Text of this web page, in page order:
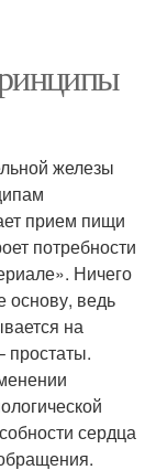
железы
прием пищи
потребности
Ничего
основу, ведь
на
простаты.
сердца